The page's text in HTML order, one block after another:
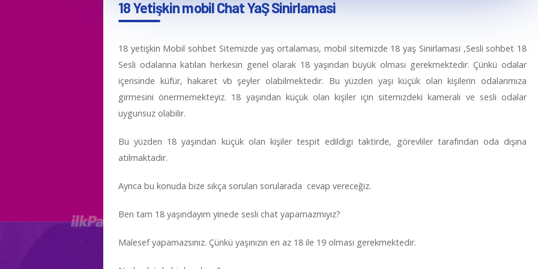
18 Yetişkin mobil Chat YaŞ Sinirlamasi
18 yetişkin Mobil sohbet Sitemizde yaş ortalaması, mobil sitemizde 18 yaş Sinirlamasi ,Sesli sohbet 18
Sesli odalarına katılan herkesin genel olarak 18 yaşından büyük olması gerekmektedir. Çünkü odalar
içerisinde küfür, hakaret vb şeyler olabilmektedir. Bu yüzden yaşı küçük olan kişilerin odalarımıza
girmesini önermemekteyiz. 18 yaşından küçük olan kişiler için sitemizdeki kameralı ve sesli odalar
uygunsuz olabilir.
Bu yüzden 18 yaşından küçük olan kişiler tespit edildigi taktirde, görevliler tarafından oda dışına
atılmaktadır.
Ayrıca bu konuda bize sıkça sorulan sorularada cevap vereceğiz.
Ben tam 18 yaşındayım yinede sesli chat yapamazmıyız?
Malesef yapamazsınız. Çünkü yaşınızın en az 18 ile 19 olması gerekmektedir.